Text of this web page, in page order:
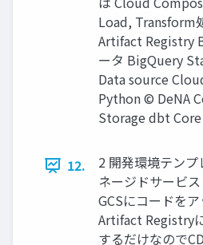
Load, Transform
Artifact Registry
ータ BigQuery
Data source
Python © DeNA
Storage dbt
12.
2 開発環境テン
ネージドサービ
GCSにコードを
Artifact Registry
するだけなので